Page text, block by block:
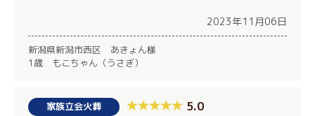
2023年11月06日
新潟県新潟市西区 あきょん様
1歳 もこちゃん（うさぎ）
家族立会火葬 5.0